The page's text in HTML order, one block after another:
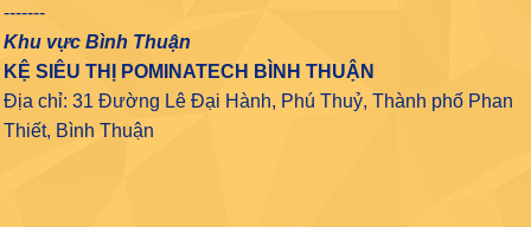
-------
Khu vực Bình Thuận
KỆ SIÊU THỊ POMINATECH BÌNH THUẬN
Địa chỉ: 31 Đường Lê Đại Hành, Phú Thuỷ, Thành phố Phan
Thiết, Bình Thuận